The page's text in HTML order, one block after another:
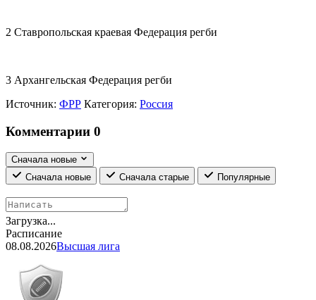
2 Ставропольская краевая Федерация регби
3 Архангельская Федерация регби
Источник: ФРР Категория: Россия
Комментарии 0
Сначала новые
Сначала новые
Сначала старые Популярные
Загрузка...
Расписание
08.08.2026Высшая лига